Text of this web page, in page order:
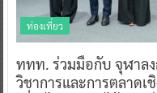
ท่องเที่ยว
ททท. ร่วมมือกับ จุฬาล
วิชาการและการตลาด